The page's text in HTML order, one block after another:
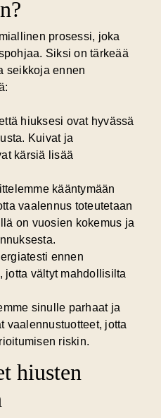
prosessi, joka
Siksi on tärkeää
seikkoja ennen
hiuksesi ovat hyvässä
Kuivat ja
kärsiä lisää
kääntymään
vaalennus toteutetaan
on vuosien kokemus ja
ennen
jotta vältyt mahdollisilta
sinulle parhaat ja
vaalennustuotteet, jotta
riskin.
hiusten